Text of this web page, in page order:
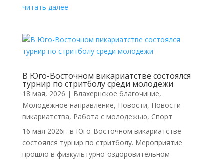
читать далее
В Юго-Восточном викариатстве состоялся
турнир по стритболу среди молодежи
18 мая, 2026 | Влахернское благочиние,
Молодёжное направление, Новости, Новости
викариатства, Работа с молодежью, Спорт
16 мая 2026г. в Юго-Восточном викариатстве
состоялся турнир по стритболу. Мероприятие
прошло в физкультурно-оздоровительном